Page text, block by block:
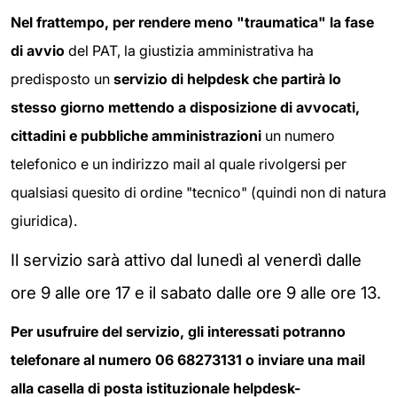
Nel frattempo, per rendere meno "traumatica" la fase
di avvio del PAT, la giustizia amministrativa ha
predisposto un servizio di helpdesk che partirà lo
stesso giorno mettendo a disposizione di avvocati,
cittadini e pubbliche amministrazioni un numero
telefonico e un indirizzo mail al quale rivolgersi per
qualsiasi quesito di ordine "tecnico" (quindi non di natura
giuridica).
Il servizio sarà attivo dal lunedì al venerdì dalle
ore 9 alle ore 17 e il sabato dalle ore 9 alle ore 13.
Per usufruire del servizio, gli interessati potranno
telefonare al numero 06 68273131 o inviare una mail
alla casella di posta istituzionale helpdesk-